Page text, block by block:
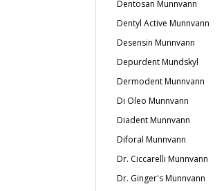
Dentosan Munnvann
Dentyl Active Munnvann
Desensin Munnvann
Depurdent Mundskyl
Dermodent Munnvann
Di Oleo Munnvann
Diadent Munnvann
Diforal Munnvann
Dr. Ciccarelli Munnvann
Dr. Ginger's Munnvann